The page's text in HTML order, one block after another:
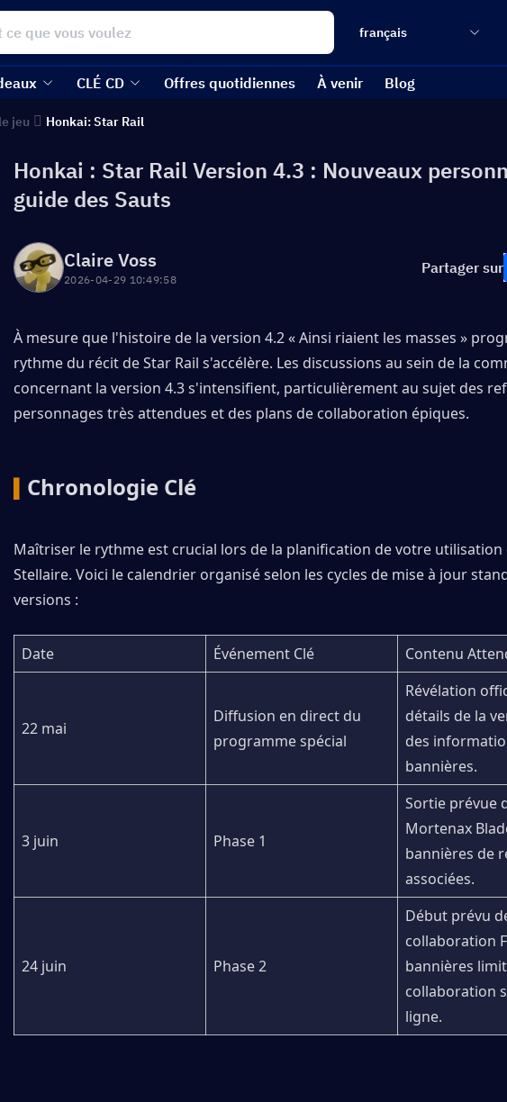
français
CLÉ CD Offres quotidiennes À venir Blog
jeu Honkai: Star Rail
Honkai : Star Rail Version 4.3 : Nouveaux
guide des Sauts
Claire Voss
2026-04-29 10:49:58
Partager sur
À mesure que l'histoire de la version 4.2 « Ainsi riaient les masses »
rythme du récit de Star Rail s'accélère. Les discussions au sein de la
concernant la version 4.3 s'intensifient, particulièrement au sujet des
personnages très attendues et des plans de collaboration épiques.
Chronologie Clé
Maîtriser le rythme est crucial lors de la planification de votre utilisation
Stellaire. Voici le calendrier organisé selon les cycles de mise à jour
versions :
Date Événement Clé Contenu
22 mai
Diffusion en direct du
programme spécial
Révélation
détails de la
des
bannières.
3 juin Phase 1
Sortie prévue
Mortenax
bannières de
associées.
24 juin Phase 2
Début prévu
collaboration
bannières
collaboration
ligne.